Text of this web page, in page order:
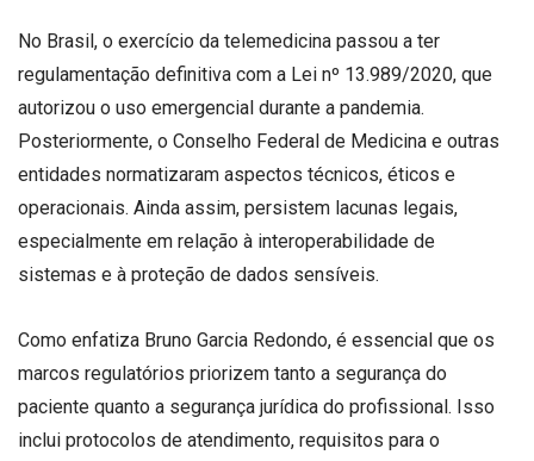
No Brasil, o exercício da telemedicina passou a ter
regulamentação definitiva com a Lei nº 13.989/2020, que
autorizou o uso emergencial durante a pandemia.
Posteriormente, o Conselho Federal de Medicina e outras
entidades normatizaram aspectos técnicos, éticos e
operacionais. Ainda assim, persistem lacunas legais,
especialmente em relação à interoperabilidade de
sistemas e à proteção de dados sensíveis.
Como enfatiza Bruno Garcia Redondo, é essencial que os
marcos regulatórios priorizem tanto a segurança do
paciente quanto a segurança jurídica do profissional. Isso
inclui protocolos de atendimento, requisitos para o